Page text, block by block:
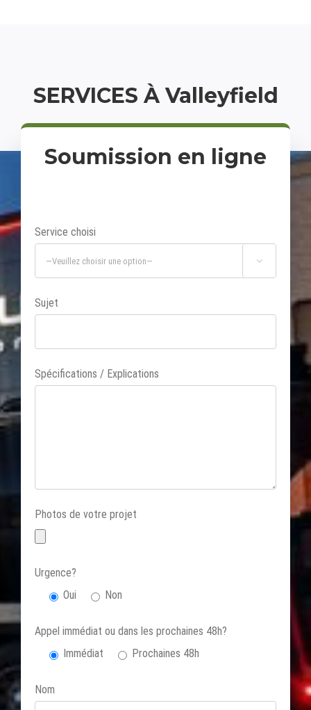
SERVICES À Valleyfield
Soumission en ligne
Service choisi

Sujet
Spécifications / Explications
Photos de votre projet
Urgence?
Oui
Non
Appel immédiat ou dans les prochaines 48h?
Immédiat
Prochaines 48h
Nom